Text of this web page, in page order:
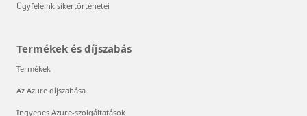
Ügyfeleink sikertörténetei
Termékek és díjszabás
Termékek
Az Azure díjszabása
Ingyenes Azure-szolgáltatások